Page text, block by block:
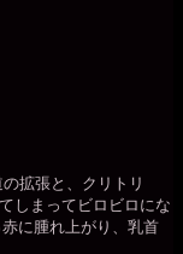
拡張と、クリトリ
しまってビロビロにな
に腫れ上がり、乳首